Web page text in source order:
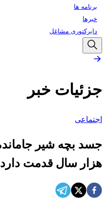
برنامه ها
خبرها
دایرکتوری مشاغل
جزئیات خبر
اجتماعی
هزار سال قدمت دارد